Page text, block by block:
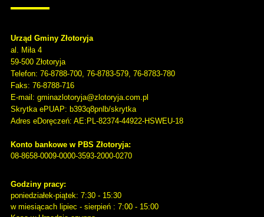
Urząd Gminy Złotoryja
al. Miła 4
59-500 Złotoryja
Telefon: 76-8788-700, 76-8783-579, 76-8783-780
Faks: 76-8788-716
E-mail: gminazlotoryja@zlotoryja.com.pl
Skrytka ePUAP: b393q8pnlb/skrytka
Adres eDoręczeń: AE:PL-82374-44922-HSWEU-18
Konto bankowe w PBS Złotoryja:
08-8658-0009-0000-3593-2000-0270
Godziny pracy:
poniedziałek-piątek: 7:30 - 15:30
w miesiącach lipiec - sierpień : 7:00 - 15:00